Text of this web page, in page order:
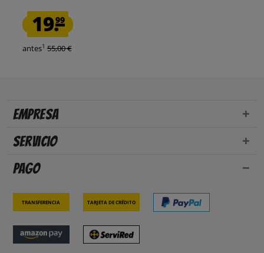
19.99
antes1 55,00 €
Empresa
Servicio
Pago
Transferencia Tarjeta de crédito